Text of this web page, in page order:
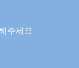
주세요